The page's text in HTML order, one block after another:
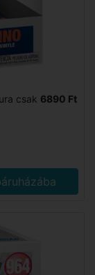
csak 6890 Ft